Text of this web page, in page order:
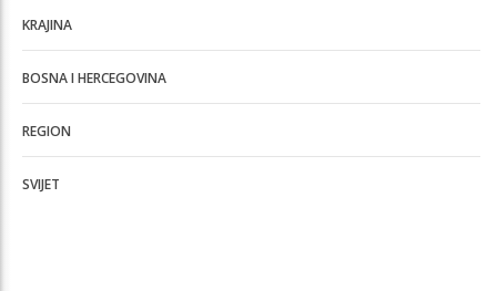
KRAJINA
BOSNA I HERCEGOVINA
REGION
SVIJET